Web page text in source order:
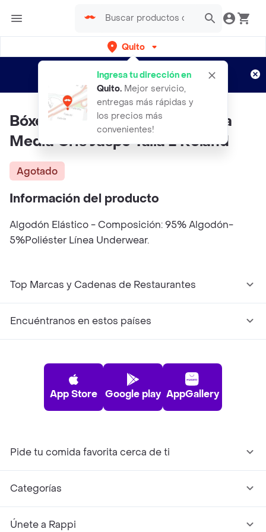
Quito
Ingresa tu dirección en
Quito. Mejor servicio,
entregas más rápidas y
los precios más
convenientes!
envíos gratis por semanas
Aplican TyC
Bóxer Básico Recubierto Pierna
Media Gris Jaspe Talla L Roland
Agotado
Información del producto
Algodón Elástico - Composición: 95% Algodón-
5%Poliéster Línea Underwear.
Top Marcas y Cadenas de Restaurantes
Encuéntranos en estos países
App Store Google play AppGallery
Pide tu comida favorita cerca de ti
Categorías
Únete a Rappi